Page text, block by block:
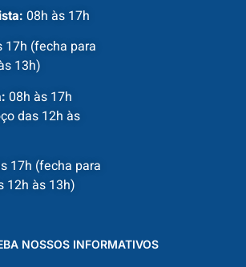
08h às 17h
17h (fecha para
13h)
08h às 17h
das 12h às
17h (fecha para
12h às 13h)
NOSSOS INFORMATIVOS